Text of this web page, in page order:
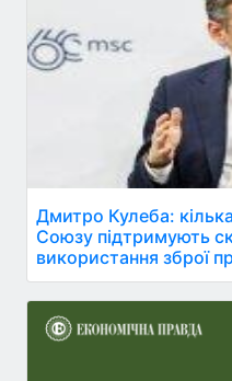
Дмитро Кулеба:
Союзу підтримують
використання зброї